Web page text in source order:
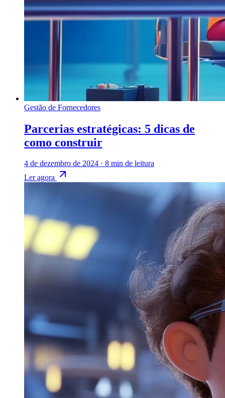
Gestão de Fornecedores
Parcerias estratégicas: 5 dicas de
como construir
4 de dezembro de 2024 · 8 min de leitura
Ler agora